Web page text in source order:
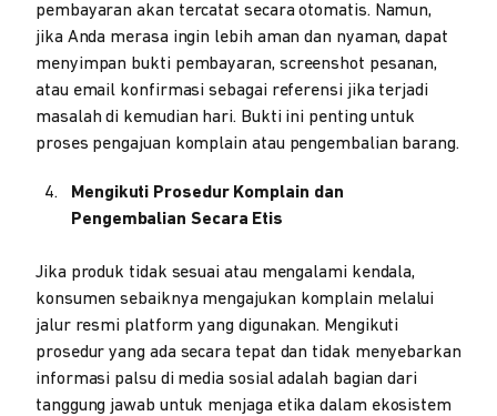
pembayaran akan tercatat secara otomatis. Namun,
jika Anda merasa ingin lebih aman dan nyaman, dapat
menyimpan bukti pembayaran, screenshot pesanan,
atau email konfirmasi sebagai referensi jika terjadi
masalah di kemudian hari. Bukti ini penting untuk
proses pengajuan komplain atau pengembalian barang.
Mengikuti Prosedur Komplain dan
Pengembalian Secara Etis
Jika produk tidak sesuai atau mengalami kendala,
konsumen sebaiknya mengajukan komplain melalui
jalur resmi platform yang digunakan. Mengikuti
prosedur yang ada secara tepat dan tidak menyebarkan
informasi palsu di media sosial adalah bagian dari
tanggung jawab untuk menjaga etika dalam ekosistem